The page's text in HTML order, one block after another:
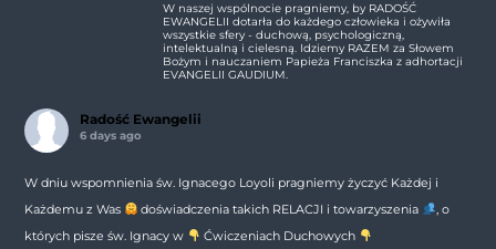
W naszej wspólnocie pragniemy, by RADOŚĆ
EWANGELII dotarła do każdego człowieka i ożywiła
wszystkie sfery - duchową, psychologiczną,
intelektualną i cielesną. Idziemy RAZEM za Słowem
Bożym i nauczaniem Papieża Franciszka z adhortacji
EVANGELII GAUDIUM.
Radość Ewangelii
6 days ago
W dniu wspomnienia św. Ignacego Loyoli pragniemy życzyć Każdej i
Każdemu z Was
doświadczenia takich RELACJI i towarzyszenia
, o
których pisze św. Ignacy w
Ćwiczeniach Duchowych